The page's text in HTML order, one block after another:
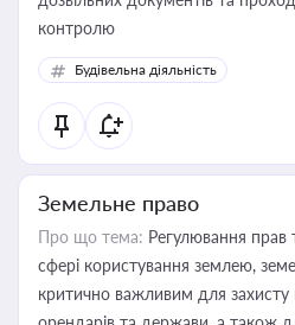
контролю
Будівельна діяльність
Земельне право
Про що тема: Регулювання прав
сфері користування землею,
критично важливим для захисту